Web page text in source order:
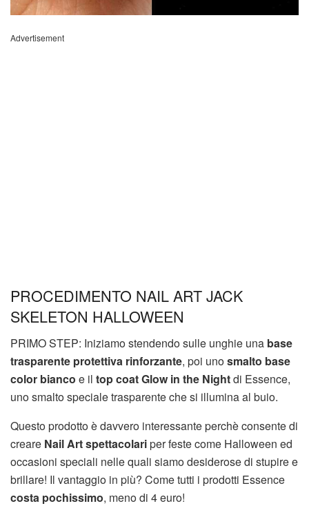
Advertisement
PROCEDIMENTO NAIL ART JACK
SKELETON HALLOWEEN
PRIMO STEP: Iniziamo stendendo sulle unghie una base
trasparente protettiva rinforzante, poi unosmalto base
color bianco e il top coat Glow in the Nightdi Essence,
uno smalto speciale trasparente che si illumina al buio.
Questo prodotto è davvero interessante perchè consente di
creare Nail Art spettacolariper feste come Halloween ed
occasioni speciali nelle quali siamo desiderose di stupire e
brillare! Il vantaggio in più? Come tutti i prodotti Essence
costa pochissimo, meno di 4 euro!